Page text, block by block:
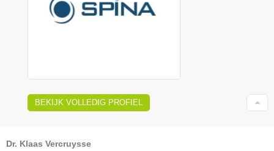
BEKIJK VOLLEDIG PROFIEL
Dr. Klaas Vercruysse